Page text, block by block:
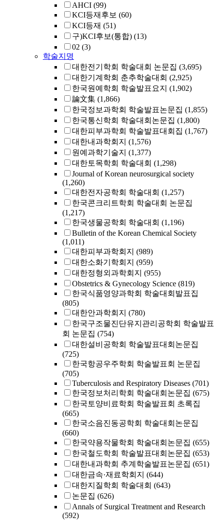
AHCI (99)
KCI등재후보 (60)
KCI등재 (51)
구)KCI후보(통합) (13)
02 (3)
학술지명
대한전기학회 학술대회 논문집 (3,695)
대한기계학회 춘추학술대회 (2,925)
한국원예학회 학술발표요지 (1,902)
論文集 (1,866)
한국정보과학회 학술발표논문집 (1,855)
한국통신학회 학술대회논문집 (1,800)
대한피부과학회 학술발표대회집 (1,767)
대한내과학회지 (1,576)
원예과학기술지 (1,377)
대한토목학회 학술대회 (1,298)
Journal of Korean neurosurgical society
(1,260)
대한전자공학회 학술대회 (1,257)
한국콘크리트학회 학술대회 논문집
(1,217)
한국생물공학회 학술대회 (1,196)
Bulletin of the Korean Chemical Society
(1,011)
대한피부과학회지 (989)
대한소화기학회지 (959)
대한정형외과학회지 (955)
Obstetrics & Gynecology Science (819)
한국식품영양과학회 학술대회발표집
(805)
대한안과학회지 (780)
한국구조물진단유지관리공학회 학술발표
회 논문집 (754)
대한설비공학회 학술발표대회논문집
(725)
한국항공우주학회 학술발표회 논문집
(705)
Tuberculosis and Respiratory Diseases (701)
한국정보처리학회 학술대회논문집 (675)
한국토양비료학회 학술발표회 초록집
(665)
한국소음진동공학회 학술대회논문집
(660)
한국약용작물학회 학술대회논문집 (655)
한국철도학회 학술발표대회논문집 (653)
대한내과학회 추계학술발표논문집 (651)
대한금속·재료학회지 (644)
대한지질학회 학술대회 (643)
논문집 (626)
Annals of Surgical Treatment and Research
(592)